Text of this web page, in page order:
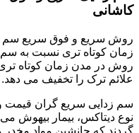
کاشانی
روش سریع و فوق سریع سم
زمان کوتاه تری نسبت به
روش در مدن زمان کوتاه تری
علائم ترک را تخفیف می دهد.
سم زدایی سریع گران قیمت
نوع دیتاکس، بیمار بیهوش
گردند که جانشین مواد